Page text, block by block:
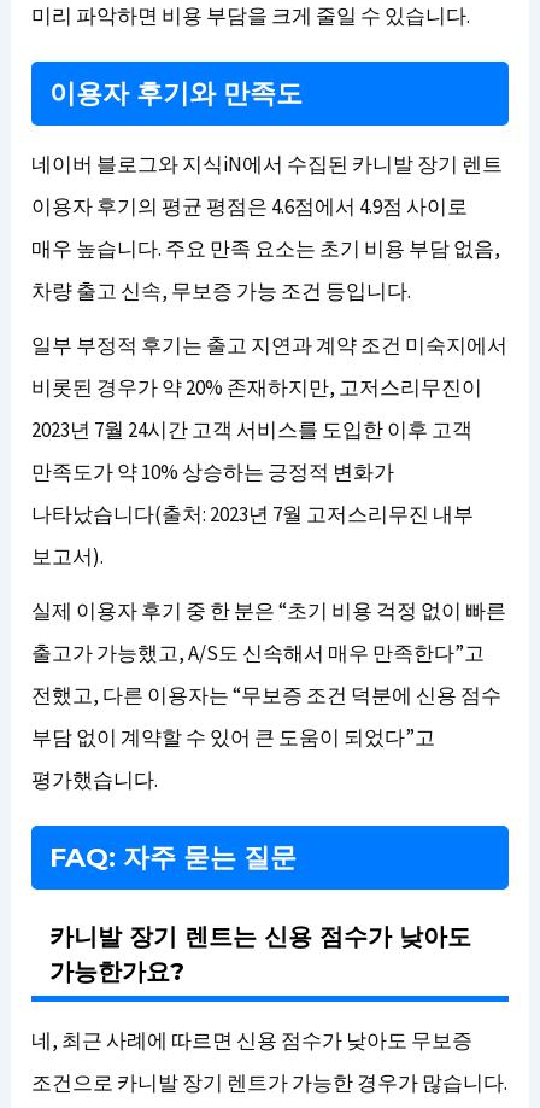
미리 파악하면 비용 부담을 크게 줄일 수 있습니다.
이용자 후기와 만족도
네이버 블로그와 지식iN에서 수집된 카니발 장기 렌트
이용자 후기의 평균 평점은 4.6점에서 4.9점 사이로
매우 높습니다. 주요 만족 요소는 초기 비용 부담 없음,
차량 출고 신속, 무보증 가능 조건 등입니다.
일부 부정적 후기는 출고 지연과 계약 조건 미숙지에서
비롯된 경우가 약 20% 존재하지만, 고저스리무진이
2023년 7월 24시간 고객 서비스를 도입한 이후 고객
만족도가 약 10% 상승하는 긍정적 변화가
나타났습니다(출처: 2023년 7월 고저스리무진 내부
보고서).
실제 이용자 후기 중 한 분은 “초기 비용 걱정 없이 빠른
출고가 가능했고, A/S도 신속해서 매우 만족한다”고
전했고, 다른 이용자는 “무보증 조건 덕분에 신용 점수
부담 없이 계약할 수 있어 큰 도움이 되었다”고
평가했습니다.
FAQ: 자주 묻는 질문
카니발 장기 렌트는 신용 점수가 낮아도
가능한가요?
네, 최근 사례에 따르면 신용 점수가 낮아도 무보증
조건으로 카니발 장기 렌트가 가능한 경우가 많습니다.